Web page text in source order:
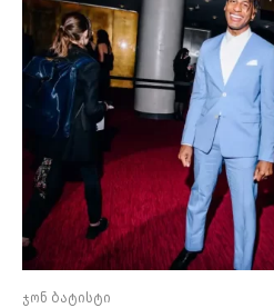
ჯონ ბატისტი